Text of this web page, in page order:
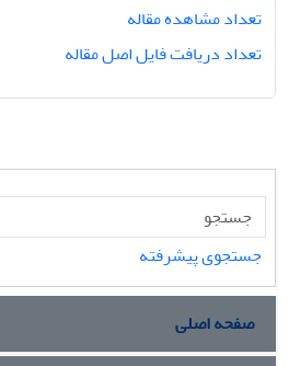
تعداد مشاهده مقاله
تعداد دریافت فایل اصل مقاله
جستجوی پیشرفته
صفحه اصلی